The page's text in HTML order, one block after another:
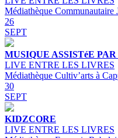
Médiathèque Communautaire
26
SEPT
MUSIQUE ASSISTéE
LIVE ENTRE LES LIVRES
Médiathèque Cultiv’arts à
30
SEPT
KIDZCORE
LIVE ENTRE LES LIVRES